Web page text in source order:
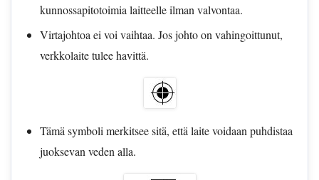
kunnossapitotoimia laitteelle ilman valvontaa.
Virtajohtoa ei voi vaihtaa. Jos johto on vahingoittunut,
verkkolaite tulee havittä.
Tämä symboli merkitsee sitä, että laite voidaan puhdistaa
juoksevan veden alla.